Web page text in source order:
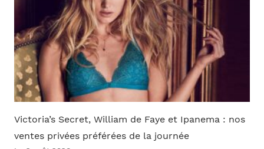
Victoria’s Secret, William de Faye et Ipanema : nos
ventes privées préférées de la journée